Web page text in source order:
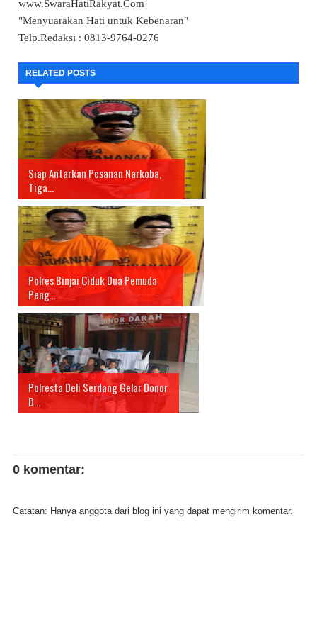
www.SwaraHatiRakyat.Com
"Menyuarakan Hati untuk Kebenaran"
Telp.Redaksi : 0813-9764-0276
RELATED POSTS
Siap Antarkan Pesanan Narkoba,
Tiga...
Polres Binjai Ciduk Dua Pemuda
Peng...
Polresta Deli Serdang Gelar Donor
D...
0 komentar:
Catatan: Hanya anggota dari blog ini yang dapat mengirim komentar.